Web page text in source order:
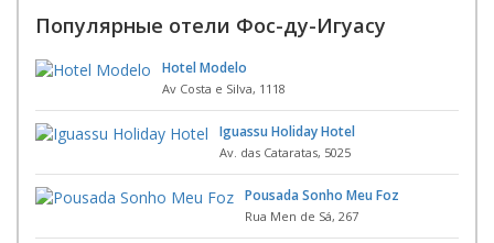
Популярные отели Фос-ду-Игуасу
Hotel Modelo
Av Costa e Silva, 1118
Iguassu Holiday Hotel
Av. das Cataratas, 5025
Pousada Sonho Meu Foz
Rua Men de Sá, 267